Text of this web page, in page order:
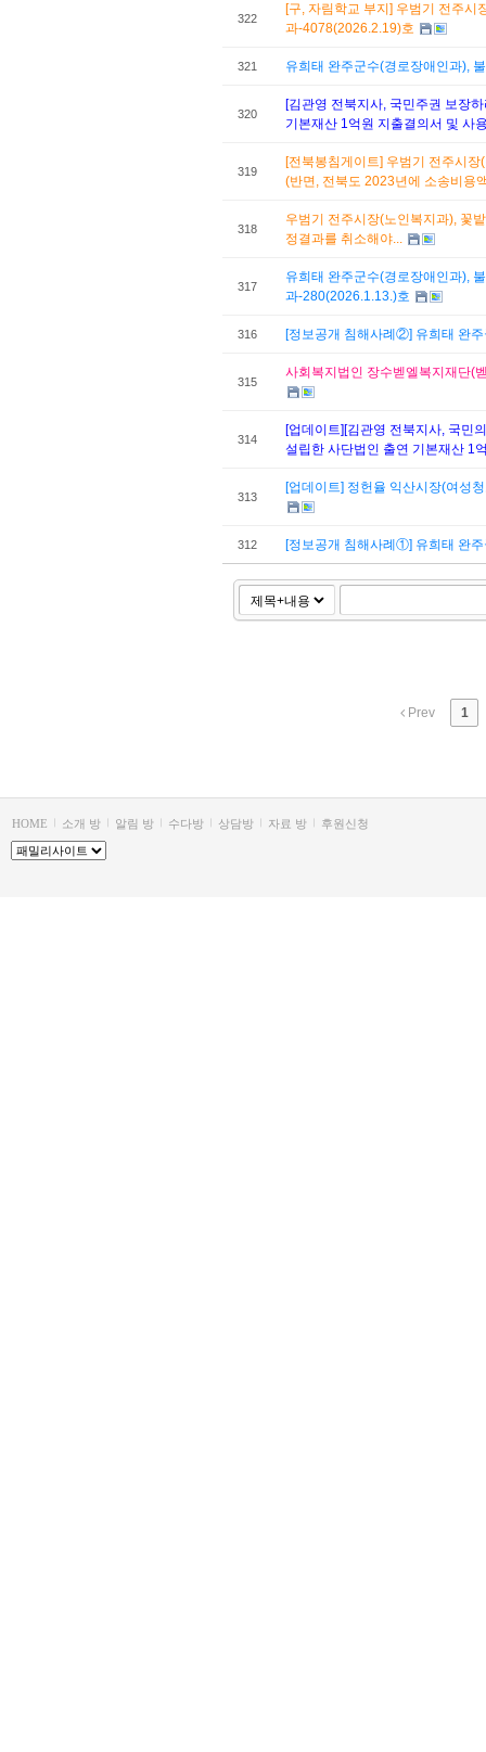
322
[구, 자림학교 부지] 우범기 전주시
과-4078(2026.2.19)호
321 유희태 완주군수(경로장애인과),
320
[김관영 전북지사, 국민주권 보장
기본재산 1억원 지출결의서 및 사
319
[전북봉침게이트] 우범기 전주시
(반면, 전북도 2023년에 소송비용
318
우범기 전주시장(노인복지과), 꽃
정결과를 취소해야...
317
유희태 완주군수(경로장애인과),
과-280(2026.1.13.)호
316 [정보공개 침해사례②] 유희태 완
315
사회복지법인 장수벧엘복지재단(
314
[업데이트][김관영 전북지사, 국민
설립한 사단법인 출연 기본재산 1
313
[업데이트] 정헌율 익산시장(여성
312 [정보공개 침해사례①] 유희태 완
Prev 1
HOME 소개 방 알림 방 수다방 상담방 자료 방 후원신청